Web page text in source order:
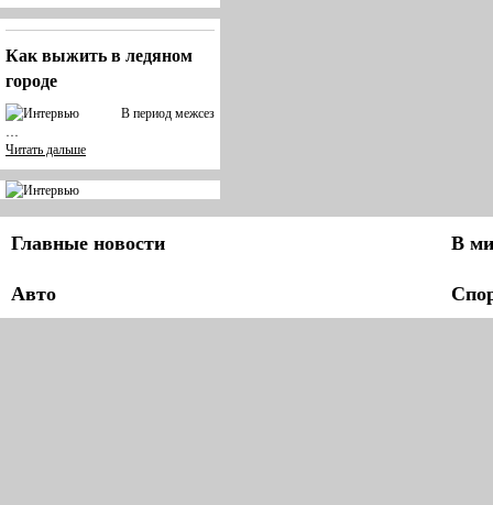
Как выжить в ледяном
городе
В период межсез
…
Читать дальше
Главные новости
В
Авто